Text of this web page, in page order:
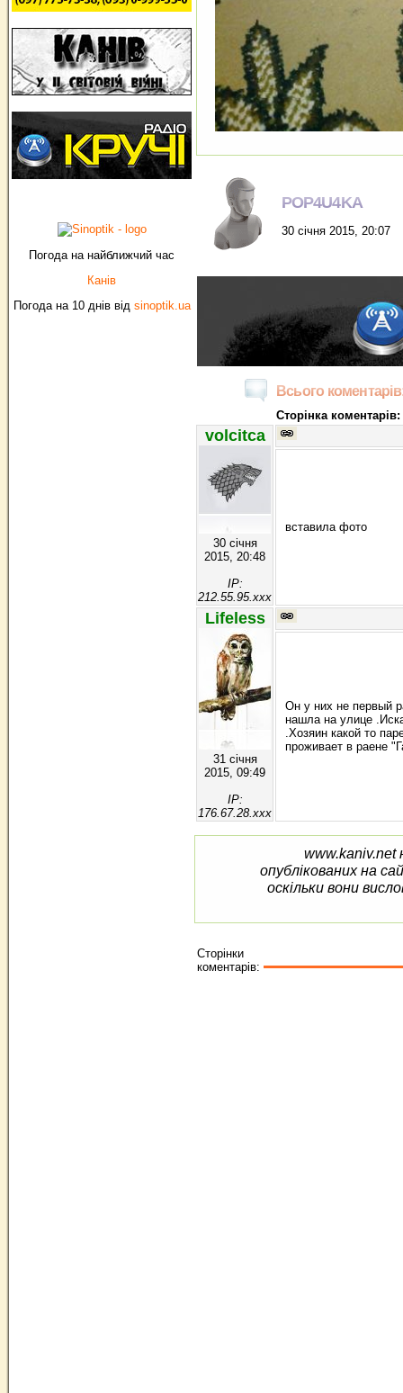
Погода на найближчий час
Канів
Погода на 10 днів від sinoptik.ua
POP4U4KA
30 січня 2015, 20:07
Всього
Сторінка коментарів:
volcitca
30 січня
2015, 20:48
IP:
212.55.95.xxx
вставила фото
Lifeless
31 січня
2015, 09:49
IP:
176.67.28.xxx
Он у них не первый
нашла на улице
.Хозяин какой то
проживает в раене
www.kaniv.net
опублікованих на
оскільки вони
Сторінки
коментарів: